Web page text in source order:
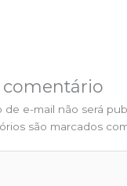
e-mail não será
são marcados